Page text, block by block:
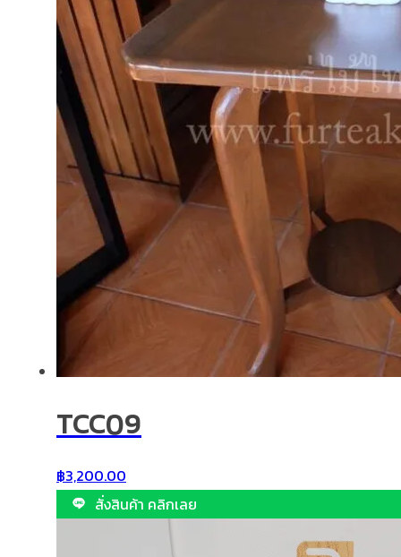
TCC09
฿3,200.00
สั่งสินค้า คลิกเลย